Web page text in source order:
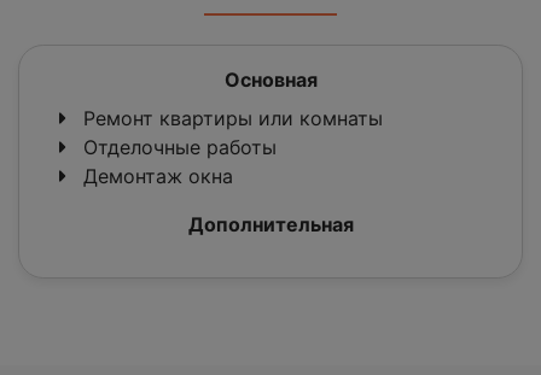
Основная
Ремонт квартиры или комнаты
Отделочные работы
Демонтаж окна
Дополнительная